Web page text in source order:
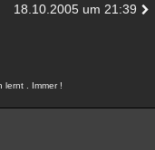
18.10.2005 um 21:39
lernt . Immer !